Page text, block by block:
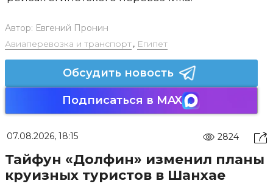
Автор: Евгений Пронин
Авиаперевозка и транспорт, Египет
Обсудить новость
Подписаться в MAX
07.08.2026, 18:15 2824
Тайфун «Долфин» изменил планы
круизных туристов в Шанхае